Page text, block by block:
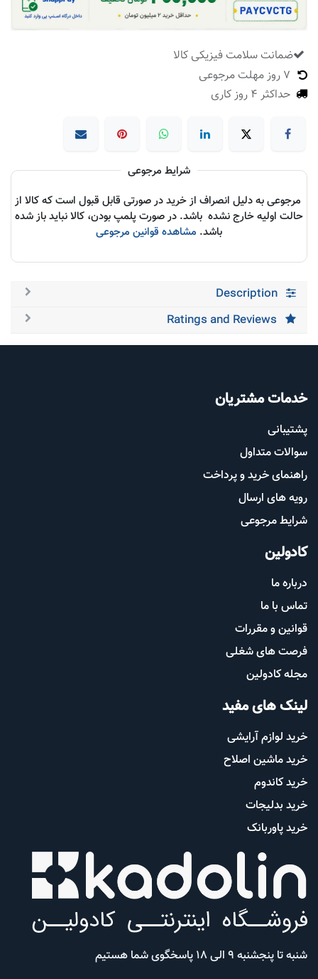
ضمانت سلامت فیزیکی کالا
حداکثر 4 روز کاری
شرایط مرجوعی
مرجوعی به دلیل انصراف از خرید در صورتی قابل قبول است که کالا از
حالت اولیه خارج نشده باشد. در صورت پلمپ بودن، کالا نباید باز شده
باشد. مشاهده قوانین مرجوعی
Description
Ratings and Reviews
خدمات مشتریان
پشتیب​​انی
سوالات متداول
راهنمای خرید و پرداخت
رویه های ارسال
شرایط مرجوعی
کادولین
درباره ما
تماس با ما
قوانین و مقررات
فرصت های شغلی
مجله کادولین
لینک های مفید
خرید لوازم آرایشی
خرید ماشین اصلاح
خرید کاندوم
خرید بدلیجات
خرید پاوربانک
شنبه تا پنجشنبه 9 الی 18 پاسخگوی شما هستیم